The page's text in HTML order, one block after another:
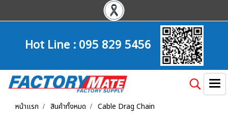
Hot Line :095 829 5456
หน้าแรก สินค้าทั้งหมด Cable Drag Chain